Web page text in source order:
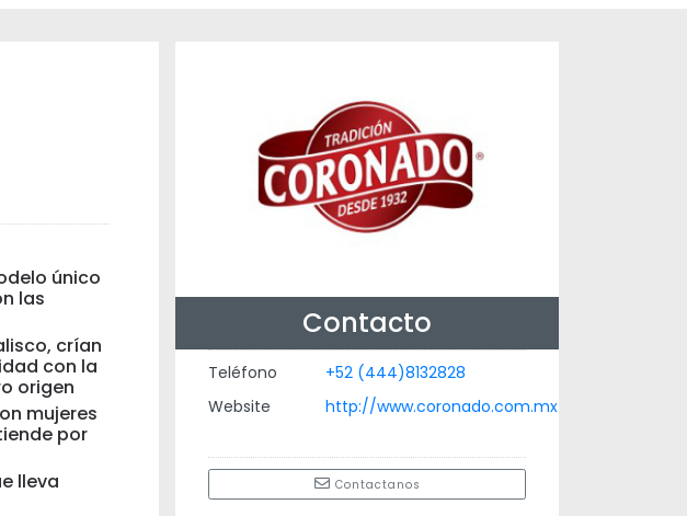
único
las
crían
con la
origen
mujeres
por
lleva
Contacto
Teléfono
+52 (444)8132828
Website
http://www.coronado.com.mx
Contactanos